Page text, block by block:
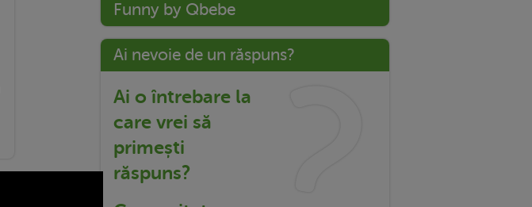
Funny by Qbebe
Ai nevoie de un răspuns?
Ai o întrebare la
care vrei să
primești
răspuns?